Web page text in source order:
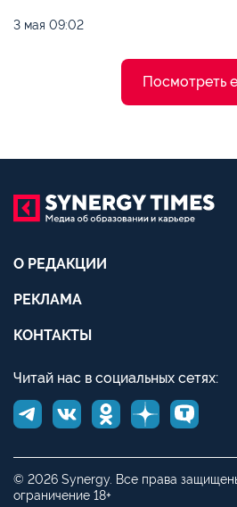
3 мая 09:02
Посмотреть
О РЕДАКЦИИ
РЕКЛАМА
КОНТАКТЫ
Читай нас в социальных сетях:
© 2026 Synergy. Все права
ограничение 18+